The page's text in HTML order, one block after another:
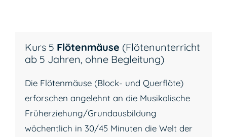
Kurs 5 Flötenmäuse (Flötenunterricht
ab 5 Jahren, ohne Begleitung)
Die Flötenmäuse (Block- und Querflöte)
erforschen angelehnt an die Musikalische
Früherziehung/Grundausbildung
wöchentlich in 30/45 Minuten die Welt der